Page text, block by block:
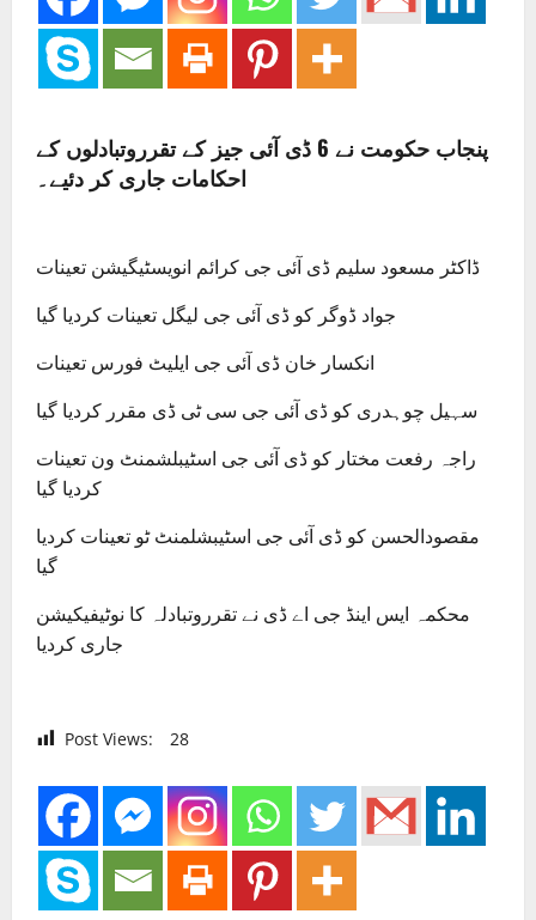
پنجاب حکومت نے 6 ڈی آئی جیز کے تقرروتبادلوں کے
احکامات جاری کر دئیے۔
ڈاکٹر مسعود سلیم ڈی آئی جی کرائم انویسٹیگیشن تعینات
جواد ڈوگر کو ڈی آئی جی لیگل تعینات کردیا گیا
انکسار خان ڈی آئی جی ایلیٹ فورس تعینات
سہیل چوہدری کو ڈی آئی جی سی ٹی ڈی مقرر کردیا گیا
راجہ رفعت مختار کو ڈی آئی جی اسٹیبلشمنٹ ون تعینات
کردیا گیا
مقصودالحسن کو ڈی آئی جی اسٹیبشلمنٹ ٹو تعینات کردیا
گیا
محکمہ ایس اینڈ جی اے ڈی نے تقرروتبادلہ کا نوٹیفیکیشن
جاری کردیا
Post Views: 28